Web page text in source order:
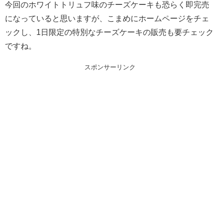
今回のホワイトトリュフ味のチーズケーキも恐らく即完売
になっていると思いますが、こまめにホームページをチェ
ックし、1日限定の特別なチーズケーキの販売も要チェック
ですね。
スポンサーリンク